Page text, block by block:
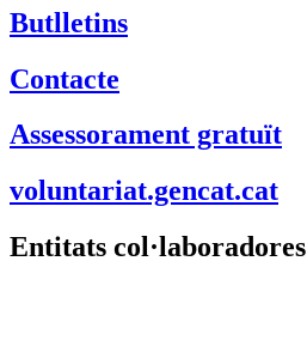
Butlletins
Contacte
Assessorament gratuït
voluntariat.gencat.cat
Entitats col·laboradores